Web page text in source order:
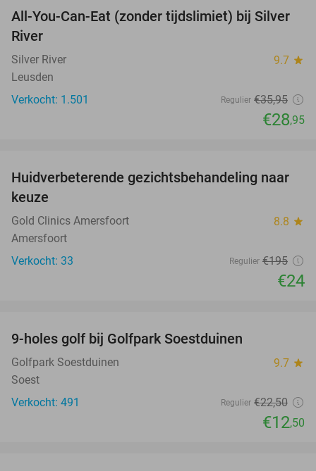
19%
All-You-Can-Eat (zonder tijdslimiet) bij Silver
River
Silver River 9.7 star
Leusden
Verkocht: 1.501
Regulier €35,95
€28,95
88%
Huidverbeterende gezichtsbehandeling naar
keuze
Gold Clinics Amersfoort 8.8 star
Amersfoort
Verkocht: 33
Regulier €195
€24
9-holes golf bij Golfpark Soestduinen
Golfpark Soestduinen 9.7 star
Soest
Verkocht: 491
Regulier €22,50
€12,50